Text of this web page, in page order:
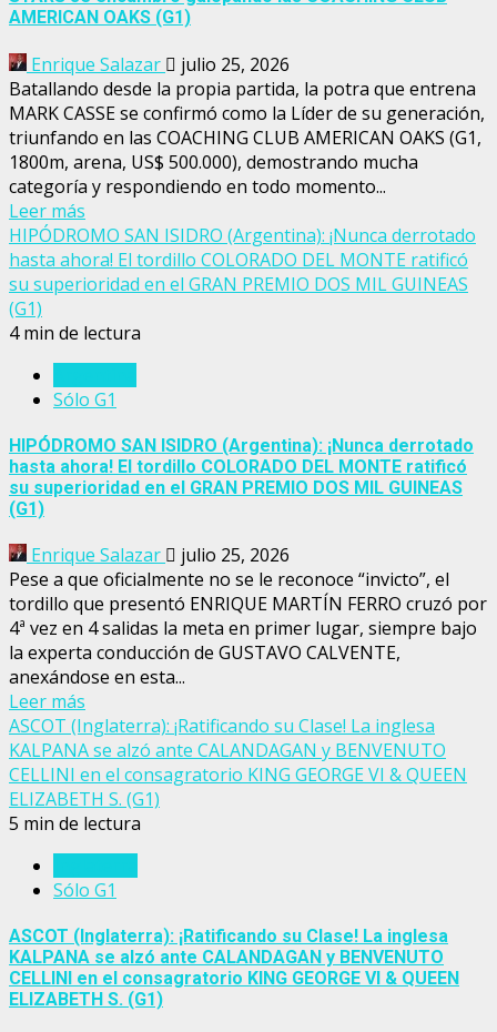
AMERICAN OAKS (G1)
Enrique Salazar
julio 25, 2026
Batallando desde la propia partida, la potra que entrena
MARK CASSE se confirmó como la Líder de su generación,
triunfando en las COACHING CLUB AMERICAN OAKS (G1,
1800m, arena, US$ 500.000), demostrando mucha
categoría y respondiendo en todo momento...
Leer más
HIPÓDROMO SAN ISIDRO (Argentina): ¡Nunca derrotado
hasta ahora! El tordillo COLORADO DEL MONTE ratificó
su superioridad en el GRAN PREMIO DOS MIL GUINEAS
(G1)
4 min de lectura
Sólo G1
HIPÓDROMO SAN ISIDRO (Argentina): ¡Nunca derrotado
hasta ahora! El tordillo COLORADO DEL MONTE ratificó
su superioridad en el GRAN PREMIO DOS MIL GUINEAS
(G1)
Enrique Salazar
julio 25, 2026
Pese a que oficialmente no se le reconoce “invicto”, el
tordillo que presentó ENRIQUE MARTÍN FERRO cruzó por
4ª vez en 4 salidas la meta en primer lugar, siempre bajo
la experta conducción de GUSTAVO CALVENTE,
anexándose en esta...
Leer más
ASCOT (Inglaterra): ¡Ratificando su Clase! La inglesa
KALPANA se alzó ante CALANDAGAN y BENVENUTO
CELLINI en el consagratorio KING GEORGE VI & QUEEN
ELIZABETH S. (G1)
5 min de lectura
Sólo G1
ASCOT (Inglaterra): ¡Ratificando su Clase! La inglesa
KALPANA se alzó ante CALANDAGAN y BENVENUTO
CELLINI en el consagratorio KING GEORGE VI & QUEEN
ELIZABETH S. (G1)